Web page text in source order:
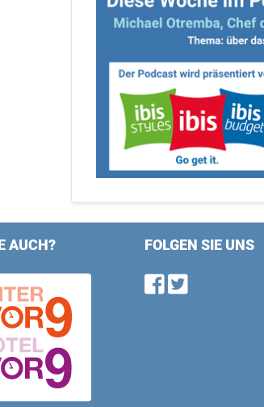
AUCH? FOLGEN SIE UNS
Find us
Follow